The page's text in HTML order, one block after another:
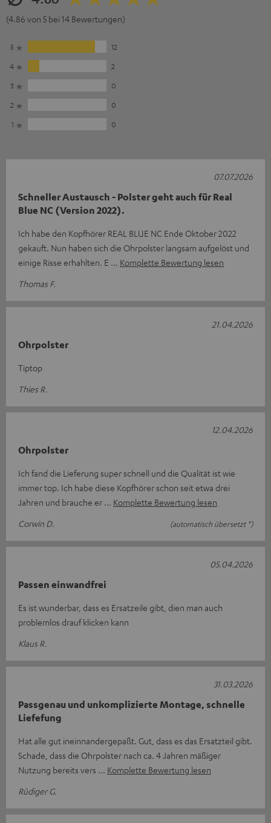
(4.86 von 5 bei 14 Bewertungen)
5
12
4
2
3
0
2
0
1
0
Schneller Austausch - Polster geht auch für Real
Blue NC (Version 2022).
Ich habe den Kopfhörer REAL BLUE NC Ende Oktober 2022
gekauft. Nun haben sich die Ohrpolster langsam aufgelöst und
einige Risse erhahlten. E
Komplette Bewertung lesen
Thomas F.
07.07.2026
Ohrpolster
Tiptop
Thies R.
21.04.2026
Ohrpolster
Ich fand die Lieferung super schnell und die Qualität ist wie
immer top. Ich habe diese Kopfhörer schon seit etwa drei
Jahren und brauche er
Komplette Bewertung lesen
Corwin D.
(automatisch übersetzt *)
12.04.2026
Passen einwandfrei
Es ist wunderbar, dass es Ersatzeile gibt, dien man auch
problemlos drauf klicken kann
Klaus R.
05.04.2026
Passgenau und unkomplizierte Montage, schnelle
Liefefung
Hat alle gut ineinnandergepaßt. Gut, dass es das Ersatzteil gibt.
Schade, dass die Ohrpolster nach ca. 4 Jahren mäßiger
Nutzung bereits vers
Komplette Bewertung lesen
Rüdiger G.
31.03.2026